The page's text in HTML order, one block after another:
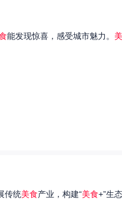
能发现惊喜，感受城市魅力。
传统美食产业，构建“美食+”生